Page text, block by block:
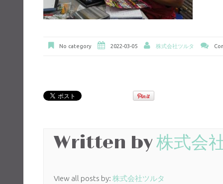
No category 2022-03-05 株式会社ツルタ
Written by株式会
View all posts by: 株式会社ツルタ